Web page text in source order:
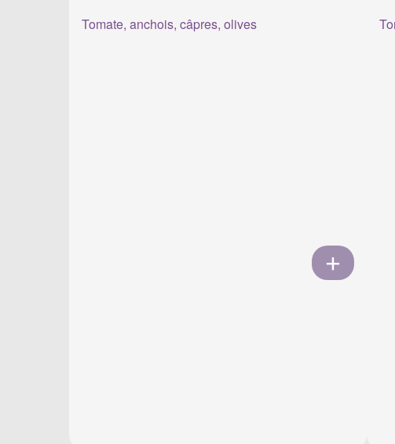
Tomate, anchois, câpres, olives